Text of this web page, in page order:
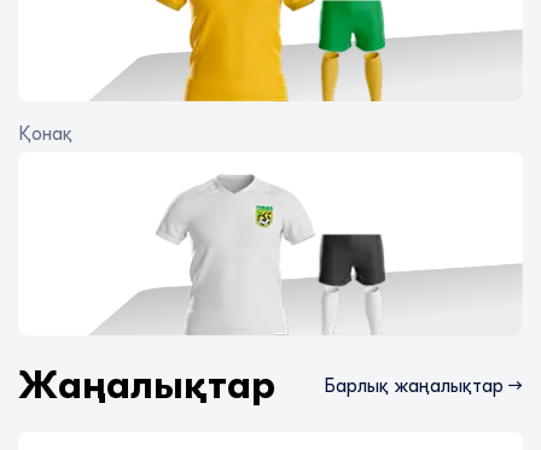
Қонақ
Жаңалықтар Барлық жаңалықтар →
Fantasy QJ League: ЖИ 14-турға
оңтайлы құрамды ұсынды
6 тамыз 2026